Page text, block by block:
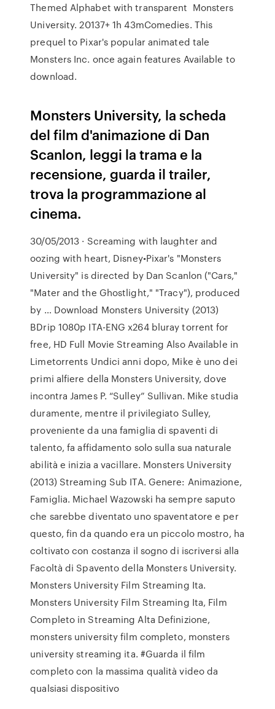
Themed Alphabet with transparent Monsters
University. 20137+ 1h 43mComedies. This
prequel to Pixar's popular animated tale
Monsters Inc. once again features Available to
download.
Monsters University, la scheda
del film d'animazione di Dan
Scanlon, leggi la trama e la
recensione, guarda il trailer,
trova la programmazione al
cinema.
30/05/2013 · Screaming with laughter and
oozing with heart, Disney•Pixar's "Monsters
University" is directed by Dan Scanlon ("Cars,"
"Mater and the Ghostlight," "Tracy"), produced
by … Download Monsters University (2013)
BDrip 1080p ITA-ENG x264 bluray torrent for
free, HD Full Movie Streaming Also Available in
Limetorrents Undici anni dopo, Mike è uno dei
primi alfiere della Monsters University, dove
incontra James P. “Sulley” Sullivan. Mike studia
duramente, mentre il privilegiato Sulley,
proveniente da una famiglia di spaventi di
talento, fa affidamento solo sulla sua naturale
abilità e inizia a vacillare. Monsters University
(2013) Streaming Sub ITA. Genere: Animazione,
Famiglia. Michael Wazowski ha sempre saputo
che sarebbe diventato uno spaventatore e per
questo, fin da quando era un piccolo mostro, ha
coltivato con costanza il sogno di iscriversi alla
Facoltà di Spavento della Monsters University.
Monsters University Film Streaming Ita.
Monsters University Film Streaming Ita, Film
Completo in Streaming Alta Definizione,
monsters university film completo, monsters
university streaming ita. #Guarda il film
completo con la massima qualità video da
qualsiasi dispositivo